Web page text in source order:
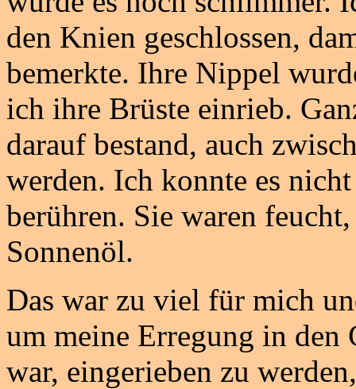
den Knien geschlossen,
bemerkte. Ihre Nippel
ich ihre Brüste einrieb.
darauf bestand, auch
werden. Ich konnte es
berühren. Sie waren
Sonnenöl.
Das war zu viel für mich
um meine Erregung in
war, eingerieben zu